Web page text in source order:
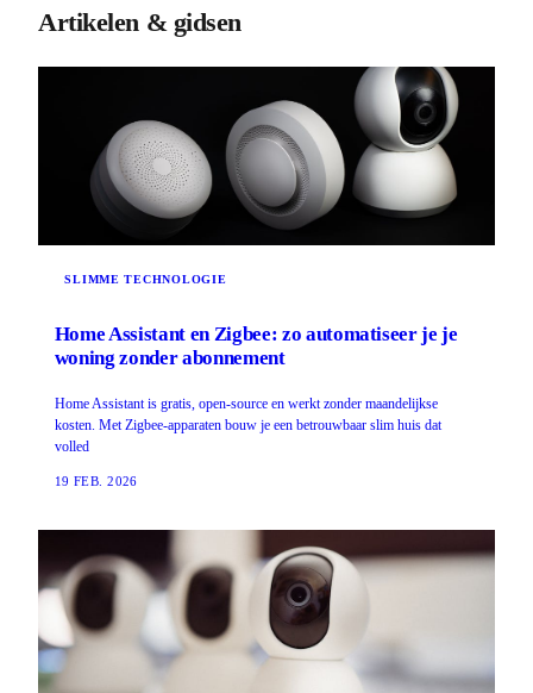
Artikelen & gidsen
SLIMME TECHNOLOGIE
Home Assistant en Zigbee: zo automatiseer je je
woning zonder abonnement
Home Assistant is gratis, open-source en werkt zonder maandelijkse
kosten. Met Zigbee-apparaten bouw je een betrouwbaar slim huis dat
volled
19 FEB. 2026